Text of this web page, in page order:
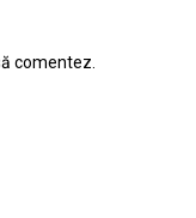
comentez.